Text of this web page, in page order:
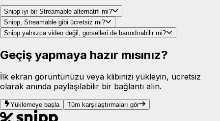
Snipp iyi bir Streamable alternatifi mi?
Snipp, Streamable gibi ücretsiz mi?
Snipp yalnızca video değil, görselleri de barındırabilir mi?
Geçiş yapmaya hazır mısınız?
İlk ekran görüntünüzü veya klibinizi yükleyin, ücretsiz
olarak anında paylaşılabilir bir bağlantı alın.
Yüklemeye başla Tüm karşılaştırmaları gör